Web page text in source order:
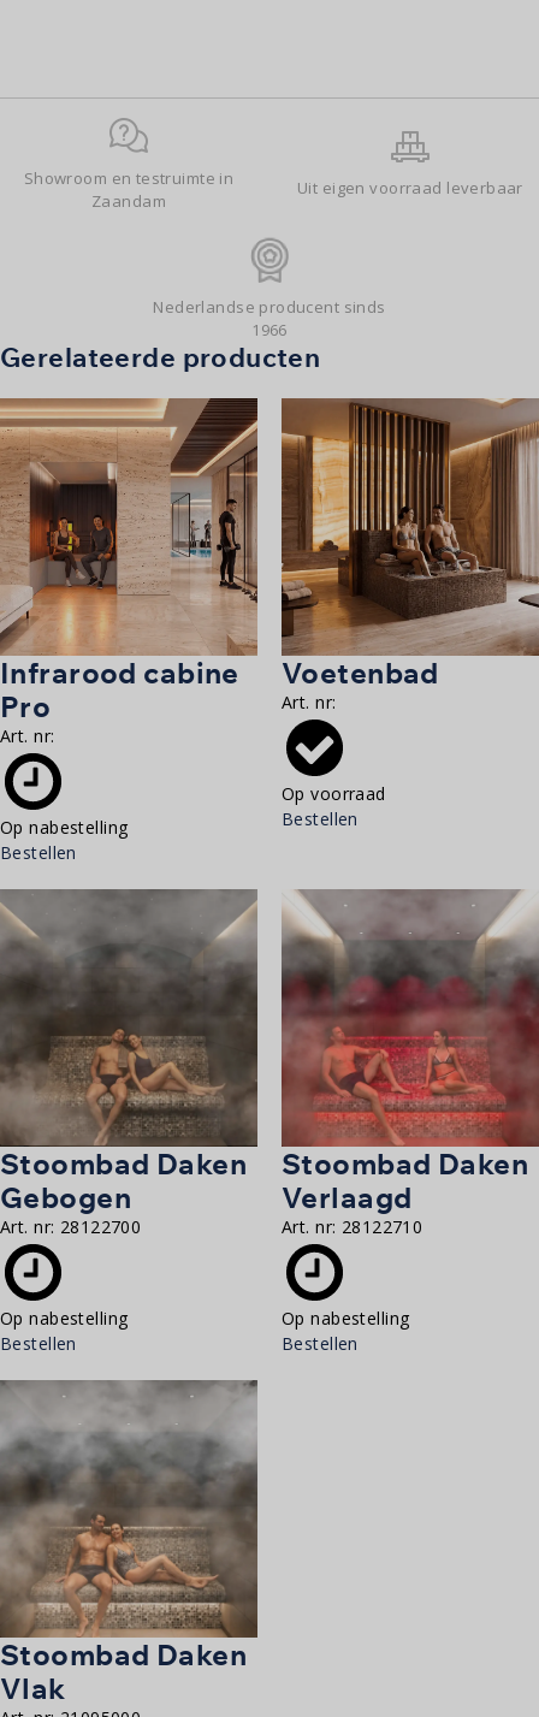
Showroom en testruimte in
Zaandam
Uit eigen voorraad leverbaar
Nederlandse producent sinds
1966
Gerelateerde producten
Infrarood cabine
Pro
Art. nr:
Op nabestelling
Bestellen
Voetenbad
Art. nr:
Op voorraad
Bestellen
Stoombad Daken
Gebogen
Art. nr: 28122700
Op nabestelling
Bestellen
Stoombad Daken
Verlaagd
Art. nr: 28122710
Op nabestelling
Bestellen
Stoombad Daken
Vlak